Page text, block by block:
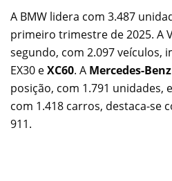
A BMW lidera com 3.487
primeiro trimestre de 2025. A
segundo, com 2.097 veículos,
EX30 eXC60. A Mercedes-Benz
posição, com 1.791 unidades,
com 1.418 carros, destaca-se
911.